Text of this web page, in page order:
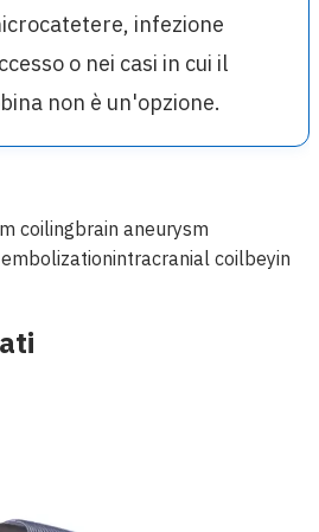
infezione
o nei casi in cui il
non è un'opzione.
coilingbrain aneurysm
intracranial coilbeyin